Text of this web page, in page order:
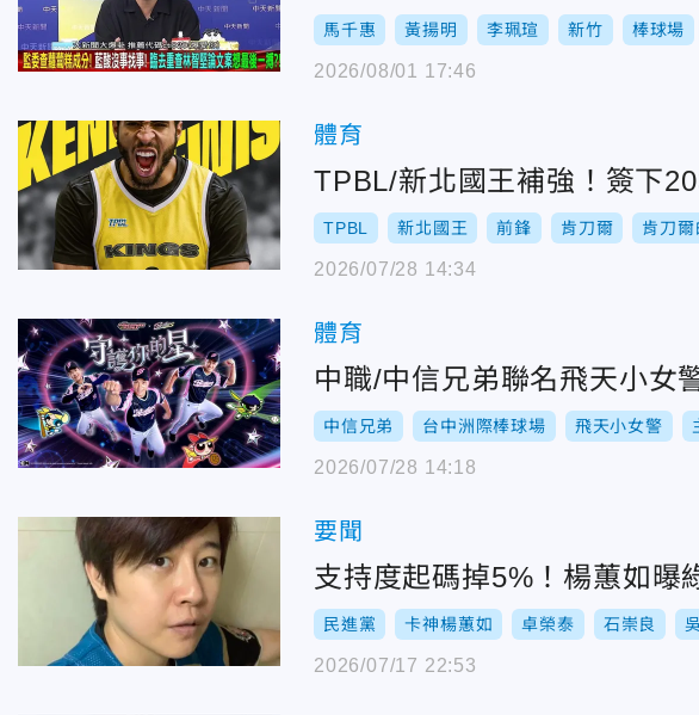
馬千惠 黃揚明 李珮瑄 新竹 棒球場
2026/08/01 17:46
體育
TPBL/新北國王補強！簽下
TPBL 新北國王 前鋒 肯刀爾 肯刀爾
2026/07/28 14:34
體育
中職/中信兄弟聯名飛天小
中信兄弟 台中洲際棒球場 飛天小女警
2026/07/28 14:18
要聞
支持度起碼掉5%！楊蕙如曝
民進黨 卡神楊蕙如 卓榮泰 石崇良
2026/07/17 22:53